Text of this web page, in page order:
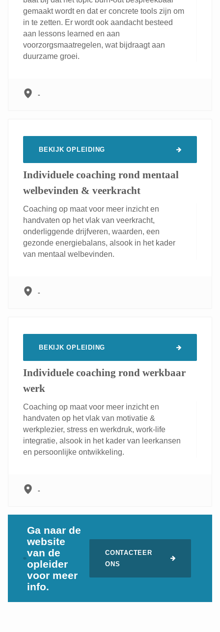
gemaakt wordt en dat er concrete tools zijn om
in te zetten. Er wordt ook aandacht besteed
aan lessons learned en aan
voorzorgsmaatregelen, wat bijdraagt aan
duurzame groei.
-
BEKIJK OPLEIDING
Individuele coaching rond mentaal
welbevinden & veerkracht
Coaching op maat voor meer inzicht en
handvaten op het vlak van veerkracht,
onderliggende drijfveren, waarden, een
gezonde energiebalans, alsook in het kader
van mentaal welbevinden.
-
BEKIJK OPLEIDING
Individuele coaching rond werkbaar
werk
Coaching op maat voor meer inzicht en
handvaten op het vlak van motivatie &
werkplezier, stress en werkdruk, work-life
integratie, alsook in het kader van leerkansen
en persoonlijke ontwikkeling.
-
Ga naar de
website
van de
opleider
voor meer
info.
CONTACTEER
ONS